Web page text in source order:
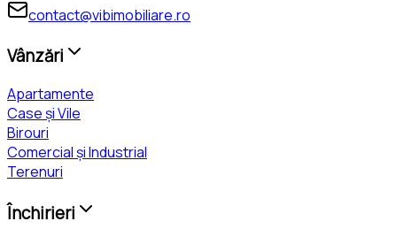
contact@vibimobiliare.ro
Vânzări
Apartamente
Case și Vile
Birouri
Comercial și Industrial
Terenuri
Închirieri